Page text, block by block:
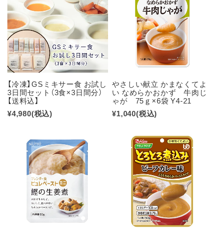
【冷凍】GSミキサー食 お試し
3日間セット（3食×3日間分）
【送料込】
¥4,980(税込)
やさしい献立 かまなくてよ
い なめらかおかず 牛肉じ
ゃが 75ｇ×6袋 Y4-21
¥1,040(税込)